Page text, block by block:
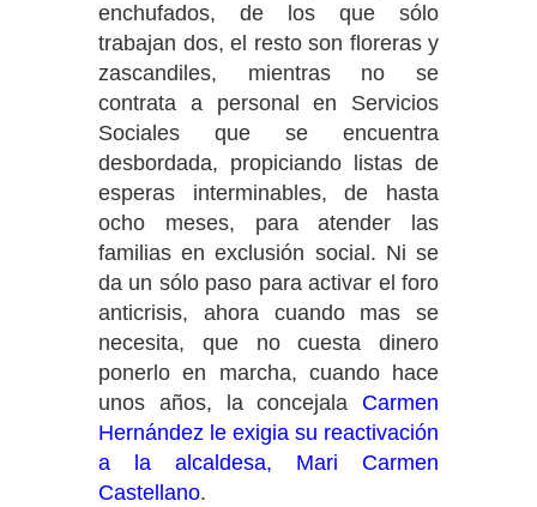
enchufados, de los que sólo
trabajan dos, el resto son floreras y
zascandiles, mientras no se
contrata a personal en Servicios
Sociales que se encuentra
desbordada, propiciando listas de
esperas interminables, de hasta
ocho meses, para atender las
familias en exclusión social. Ni se
da un sólo paso para activar el foro
anticrisis, ahora cuando mas se
necesita, que no cuesta dinero
ponerlo en marcha, cuando hace
unos años, la concejala Carmen
Hernández le exigia su reactivación
a la alcaldesa, Mari Carmen
Castellano.